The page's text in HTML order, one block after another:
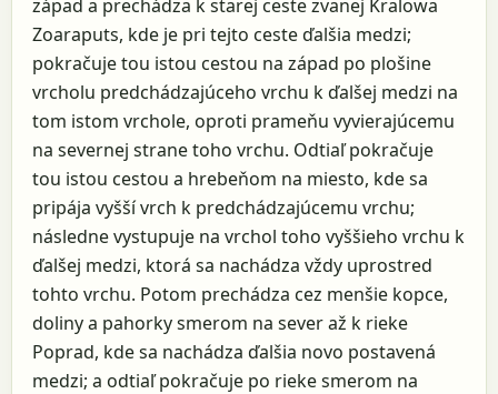
západ a prechádza k starej ceste zvanej Kralowa
Zoaraputs, kde je pri tejto ceste ďalšia medzi;
pokračuje tou istou cestou na západ po plošine
vrcholu predchádzajúceho vrchu k ďalšej medzi na
tom istom vrchole, oproti prameňu vyvierajúcemu
na severnej strane toho vrchu. Odtiaľ pokračuje
tou istou cestou a hrebeňom na miesto, kde sa
pripája vyšší vrch k predchádzajúcemu vrchu;
následne vystupuje na vrchol toho vyššieho vrchu k
ďalšej medzi, ktorá sa nachádza vždy uprostred
tohto vrchu. Potom prechádza cez menšie kopce,
doliny a pahorky smerom na sever až k rieke
Poprad, kde sa nachádza ďalšia novo postavená
medzi; a odtiaľ pokračuje po rieke smerom na